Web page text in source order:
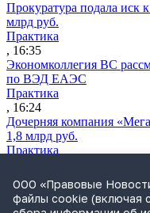
Прокуратура подала иск
млрд руб.
Практика
, 16:35
Экономколлегия ВС
по ВЭД ЕАЭС
Практика
, 16:24
Дочерняя компания
1,8 млрд руб.
Практика
СИП проверит отмену
устройствами после
Практика
ООО «Правовые
файлы cookie (включая